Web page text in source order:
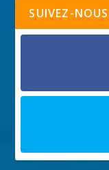
SUIVEZ-NOUS